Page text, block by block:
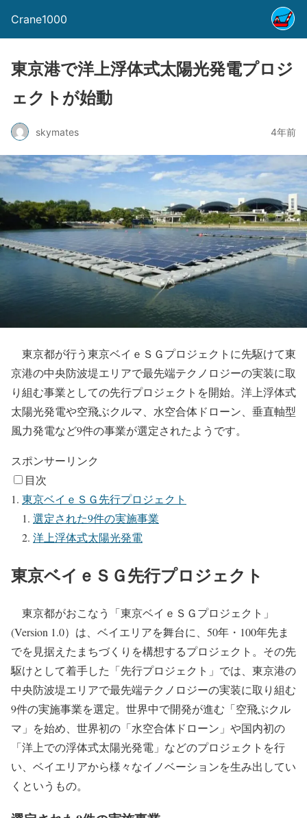
Crane1000
東京港で洋上浮体式太陽光発電プロジ
ェクトが始動
skymates 4年前
東京都が行う東京ベイｅＳＧプロジェクトに先駆けて東
京港の中央防波堤エリアで最先端テクノロジーの実装に取
り組む事業としての先行プロジェクトを開始。洋上浮体式
太陽光発電や空飛ぶクルマ、水空合体ドローン、垂直軸型
風力発電など9件の事業が選定されたようです。
スポンサーリンク
目次
東京ベイｅＳＧ先行プロジェクト
選定された9件の実施事業
洋上浮体式太陽光発電
東京ベイｅＳＧ先行プロジェクト
東京都がおこなう「東京ベイｅＳＧプロジェクト」
(Version 1.0）は、ベイエリアを舞台に、50年・100年先ま
でを見据えたまちづくりを構想するプロジェクト。その先
駆けとして着手した「先行プロジェクト」では、東京港の
中央防波堤エリアで最先端テクノロジーの実装に取り組む
9件の実施事業を選定。世界中で開発が進む「空飛ぶクル
マ」を始め、世界初の「水空合体ドローン」や国内初の
「洋上での浮体式太陽光発電」などのプロジェクトを行
い、ベイエリアから様々なイノベーションを生み出してい
くというもの。